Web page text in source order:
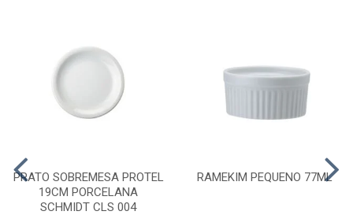
PRATO SOBREMESA PROTEL
19CM PORCELANA
SCHMIDT CLS 004
RAMEKIM PEQUENO 77ML